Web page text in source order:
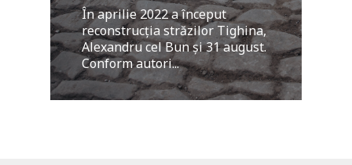
În aprilie 2022 a început
reconstrucția străzilor Tighina,
Alexandru cel Bun și 31 august.
Conform autori...